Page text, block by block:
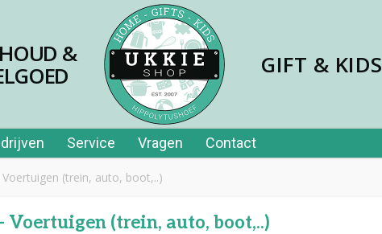
& GIFT & KIDS
Service Vragen Contact
(trein, auto, boot,..)
Voertuigen (trein, auto, boot,..)